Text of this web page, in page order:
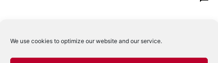
We use cookies to optimize our website and our service.
1 2 3